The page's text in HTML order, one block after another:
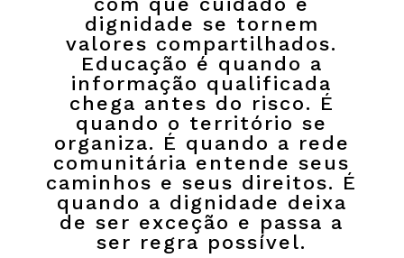
dignidade se tornem
valores compartilhados.
Educação é quando a
informação qualificada
chega antes do risco. É
quando o território se
organiza. É quando a rede
comunitária entende seus
caminhos e seus direitos. É
quando a dignidade deixa
de ser exceção e passa a
ser regra possível.